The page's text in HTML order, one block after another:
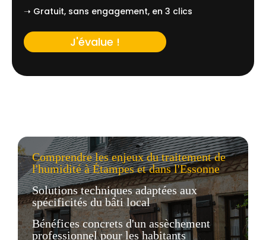
➝ Gratuit, sans engagement, en 3 clics
J'évalue !
Comprendre les enjeux du traitement de
l'humidité à Étampes et dans l'Essonne
Solutions techniques adaptées aux
spécificités du bâti local
Bénéfices concrets d'un assèchement
professionnel pour les habitants